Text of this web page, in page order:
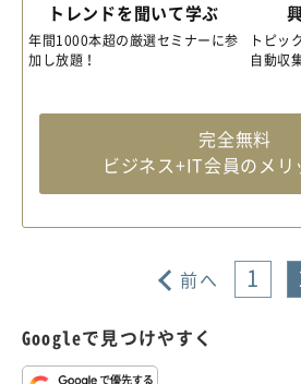
トレンドを聞いて学ぶ
年間1000本超の厳選セミナーに参
加し放題！
トピッ
自動収
完全無料
ビジネス+IT会員のメリ
前へ 1
Googleで見つけやすく